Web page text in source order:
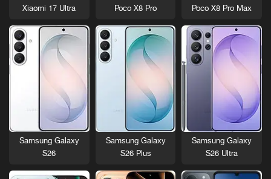
Poco X8 Pro Max
Poco X8 Pro
Xiaomi 17 Ultra
Samsung Galaxy
S26 Ultra
Samsung Galaxy
S26 Plus
Samsung Galaxy
S26